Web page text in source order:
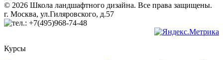
© 2026 Школа ландшафтного дизайна. Все права защищены.
г. Москва, ул.Гиляровского, д.57
+7(495)968-74-48
Курсы